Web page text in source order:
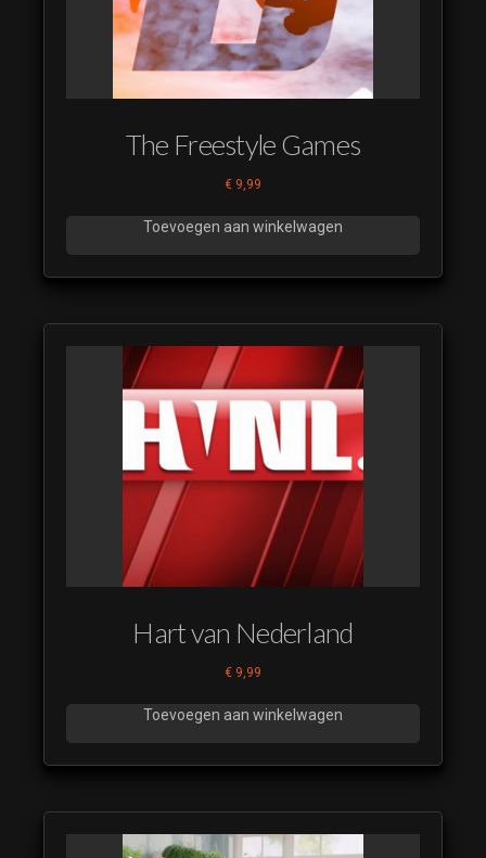
The Freestyle Games
€ 9,99
Toevoegen aan winkelwagen
Hart van Nederland
€ 9,99
Toevoegen aan winkelwagen